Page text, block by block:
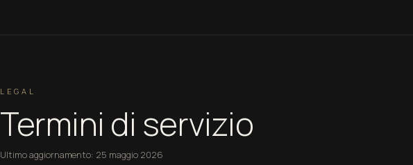
LEGAL
Termini di servizio
Ultimo aggiornamento: 25 maggio 2026